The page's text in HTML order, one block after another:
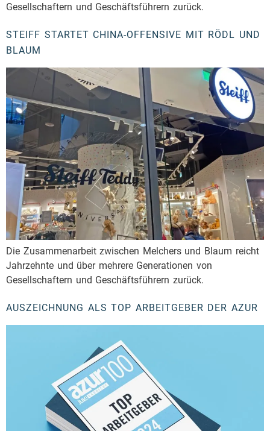
Gesellschaftern und Geschäftsführern zurück.
STEIFF STARTET CHINA-OFFENSIVE MIT RÖDL UND
BLAUM
Die Zusammenarbeit zwischen Melchers und Blaum reicht
Jahrzehnte und über mehrere Generationen von
Gesellschaftern und Geschäftsführern zurück.
AUSZEICHNUNG ALS TOP ARBEITGEBER DER AZUR